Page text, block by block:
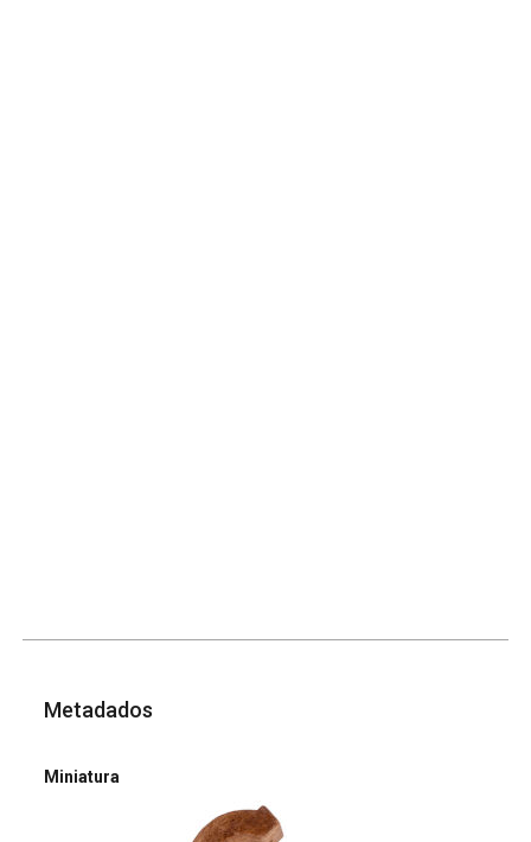
Metadados
Miniatura